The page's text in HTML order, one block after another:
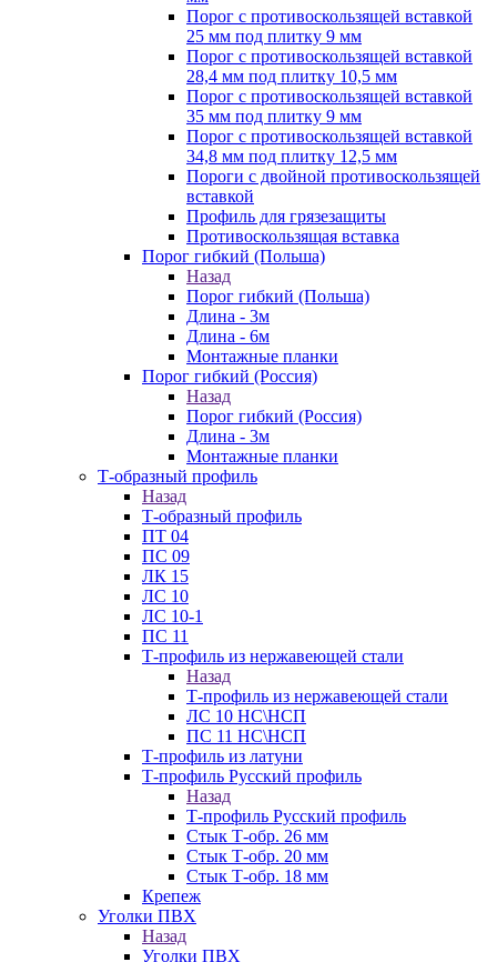
Порог с противоскользящей вставкой
25 мм под плитку 9 мм
Порог с противоскользящей вставкой
28,4 мм под плитку 10,5 мм
Порог с противоскользящей вставкой
35 мм под плитку 9 мм
Порог с противоскользящей вставкой
34,8 мм под плитку 12,5 мм
Пороги с двойной противоскользящей
вставкой
Профиль для грязезащиты
Противоскользящая вставка
Порог гибкий (Польша)
Назад
Порог гибкий (Польша)
Длина - 3м
Длина - 6м
Монтажные планки
Порог гибкий (Россия)
Назад
Порог гибкий (Россия)
Длина - 3м
Монтажные планки
Т-образный профиль
Назад
Т-образный профиль
ПТ 04
ПС 09
ЛК 15
ЛС 10
ЛС 10-1
ПС 11
Т-профиль из нержавеющей стали
Назад
Т-профиль из нержавеющей стали
ЛС 10 НС\НСП
ПС 11 НС\НСП
Т-профиль из латуни
Т-профиль Русский профиль
Назад
Т-профиль Русский профиль
Стык Т-обр. 26 мм
Стык Т-обр. 20 мм
Стык Т-обр. 18 мм
Крепеж
Уголки ПВХ
Назад
Уголки ПВХ